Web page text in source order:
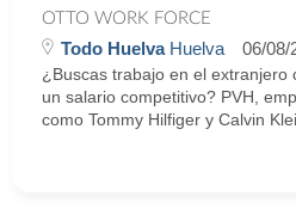
OTTO WORK FORCE
Todo HuelvaHuelva 06/08/
¿Buscas trabajo en el extranjero
un salario competitivo? PVH,
como Tommy Hilfiger y Calvin